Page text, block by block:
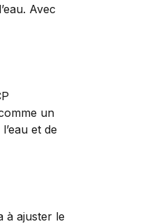
Avec
un
et de
à ajuster le